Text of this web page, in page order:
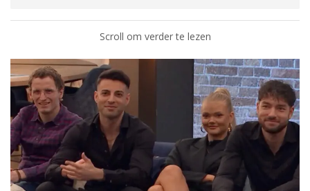
Scroll om verder te lezen